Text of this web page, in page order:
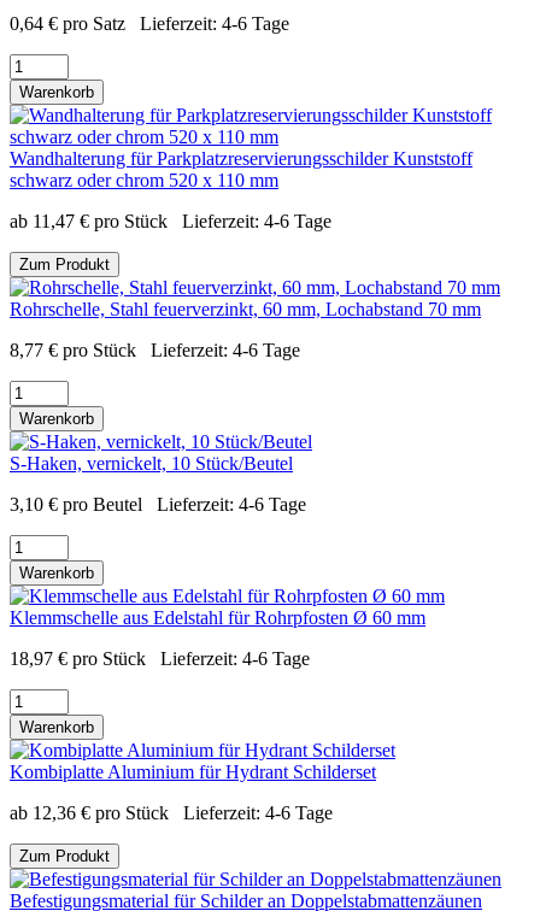
0,64 € pro Satz Lieferzeit: 4-6 Tage
Warenkorb
Wandhalterung für Parkplatzreservierungsschilder Kunststoff
schwarz oder chrom 520 x 110 mm
ab 11,47 € pro Stück Lieferzeit: 4-6 Tage
Zum Produkt
Rohrschelle, Stahl feuerverzinkt, 60 mm, Lochabstand 70 mm
8,77 € pro Stück Lieferzeit: 4-6 Tage
Warenkorb
S-Haken, vernickelt, 10 Stück/Beutel
3,10 € pro Beutel Lieferzeit: 4-6 Tage
Warenkorb
Klemmschelle aus Edelstahl für Rohrpfosten Ø 60 mm
18,97 € pro Stück Lieferzeit: 4-6 Tage
Warenkorb
Kombiplatte Aluminium für Hydrant Schilderset
ab 12,36 € pro Stück Lieferzeit: 4-6 Tage
Zum Produkt
Befestigungsmaterial für Schilder an Doppelstabmattenzäunen